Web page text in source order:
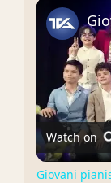
Watch on
Giovani